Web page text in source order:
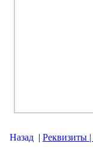
Назад | Реквизиты |